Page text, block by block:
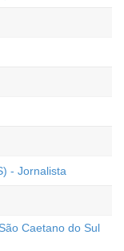
- Jornalista
Caetano do Sul